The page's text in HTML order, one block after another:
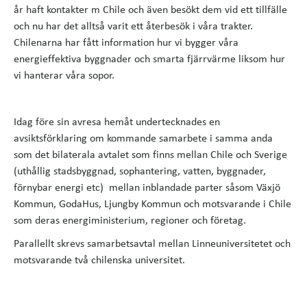
år haft kontakter m Chile och även besökt dem vid ett tillfälle
och nu har det alltså varit ett återbesök i våra trakter.
Chilenarna har fått information hur vi bygger våra
energieffektiva byggnader och smarta fjärrvärme liksom hur
vi hanterar våra sopor.
Idag före sin avresa hemåt undertecknades en
avsiktsförklaring om kommande samarbete i samma anda
som det bilaterala avtalet som finns mellan Chile och Sverige
(uthållig stadsbyggnad, sophantering, vatten, byggnader,
förnybar energi etc) mellan inblandade parter såsom Växjö
Kommun, GodaHus, Ljungby Kommun och motsvarande i Chile
som deras energiministerium, regioner och företag.
Parallellt skrevs samarbetsavtal mellan Linneuniversitetet och
motsvarande två chilenska universitet.